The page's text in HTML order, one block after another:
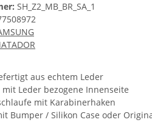
SH_Z2_MB_BR_SA_1
aus echtem Leder
mit Leder bezogene Innenseite
mit Karabinerhaken
Bumper / Silikon Case oder